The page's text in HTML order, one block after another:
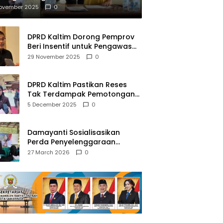
NAPZA
2025 0
DPRD Kaltim Dorong Pemprov
Beri Insentif untuk Pengawas
Madrasah dan Pendidikan
29 November 2025 0
DPRD Kaltim Pastikan Reses
Tak Terdampak Pemotongan
Transfer Dana Pusat
5 December 2025 0
Damayanti Sosialisasikan
Perda Penyelenggaraan
Pendidikan Pancasila dan
27 March 2026 0